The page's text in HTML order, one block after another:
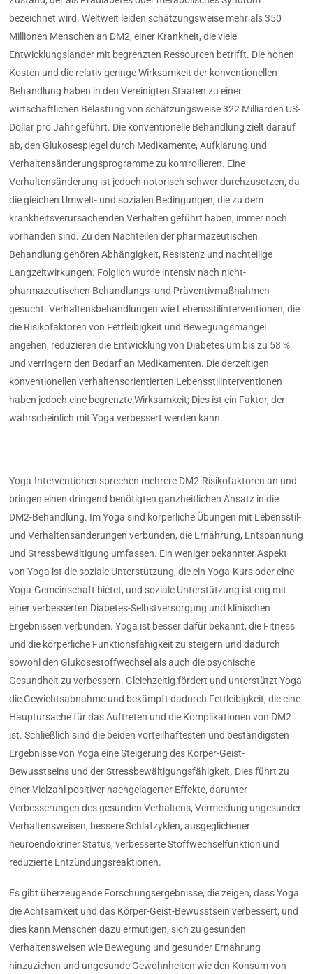
bezeichnet wird. Weltweit leiden schätzungsweise mehr als 350
Millionen Menschen an DM2, einer Krankheit, die viele
Entwicklungsländer mit begrenzten Ressourcen betrifft. Die hohen
Kosten und die relativ geringe Wirksamkeit der konventionellen
Behandlung haben in den Vereinigten Staaten zu einer
wirtschaftlichen Belastung von schätzungsweise 322 Milliarden US-
Dollar pro Jahr geführt. Die konventionelle Behandlung zielt darauf
ab, den Glukosespiegel durch Medikamente, Aufklärung und
Verhaltensänderungsprogramme zu kontrollieren. Eine
Verhaltensänderung ist jedoch notorisch schwer durchzusetzen, da
die gleichen Umwelt- und sozialen Bedingungen, die zu dem
krankheitsverursachenden Verhalten geführt haben, immer noch
vorhanden sind. Zu den Nachteilen der pharmazeutischen
Behandlung gehören Abhängigkeit, Resistenz und nachteilige
Langzeitwirkungen. Folglich wurde intensiv nach nicht-
pharmazeutischen Behandlungs- und Präventivmaßnahmen
gesucht. Verhaltensbehandlungen wie Lebensstilinterventionen, die
die Risikofaktoren von Fettleibigkeit und Bewegungsmangel
angehen, reduzieren die Entwicklung von Diabetes um bis zu 58 %
und verringern den Bedarf an Medikamenten. Die derzeitigen
konventionellen verhaltensorientierten Lebensstilinterventionen
haben jedoch eine begrenzte Wirksamkeit; Dies ist ein Faktor, der
wahrscheinlich mit Yoga verbessert werden kann.
Yoga-Interventionen sprechen mehrere DM2-Risikofaktoren an und
bringen einen dringend benötigten ganzheitlichen Ansatz in die
DM2-Behandlung. Im Yoga sind körperliche Übungen mit Lebensstil-
und Verhaltensänderungen verbunden, die Ernährung, Entspannung
und Stressbewältigung umfassen. Ein weniger bekannter Aspekt
von Yoga ist die soziale Unterstützung, die ein Yoga-Kurs oder eine
Yoga-Gemeinschaft bietet, und soziale Unterstützung ist eng mit
einer verbesserten Diabetes-Selbstversorgung und klinischen
Ergebnissen verbunden. Yoga ist besser dafür bekannt, die Fitness
und die körperliche Funktionsfähigkeit zu steigern und dadurch
sowohl den Glukosestoffwechsel als auch die psychische
Gesundheit zu verbessern. Gleichzeitig fördert und unterstützt Yoga
die Gewichtsabnahme und bekämpft dadurch Fettleibigkeit, die eine
Hauptursache für das Auftreten und die Komplikationen von DM2
ist. Schließlich sind die beiden vorteilhaftesten und beständigsten
Ergebnisse von Yoga eine Steigerung des Körper-Geist-
Bewusstseins und der Stressbewältigungsfähigkeit. Dies führt zu
einer Vielzahl positiver nachgelagerter Effekte, darunter
Verbesserungen des gesunden Verhaltens, Vermeidung ungesunder
Verhaltensweisen, bessere Schlafzyklen, ausgeglichener
neuroendokriner Status, verbesserte Stoffwechselfunktion und
reduzierte Entzündungsreaktionen.
Es gibt überzeugende Forschungsergebnisse, die zeigen, dass Yoga
die Achtsamkeit und das Körper-Geist-Bewusstsein verbessert, und
dies kann Menschen dazu ermutigen, sich zu gesunden
Verhaltensweisen wie Bewegung und gesunder Ernährung
hinzuziehen und ungesunde Gewohnheiten wie den Konsum von